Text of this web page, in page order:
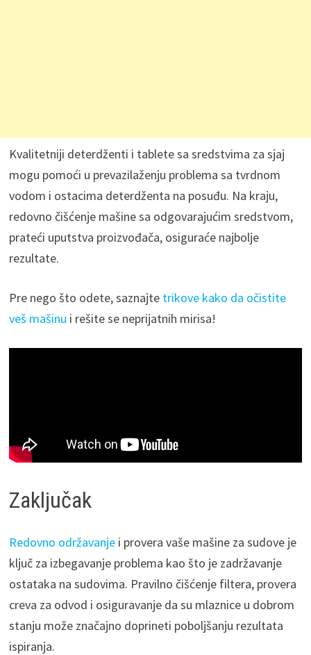
Kvalitetniji deterdženti i tablete sa sredstvima za sjaj
mogu pomoći u prevazilaženju problema sa tvrdnom
vodom i ostacima deterdženta na posuđu. Na kraju,
redovno čišćenje mašine sa odgovarajućim sredstvom,
prateći uputstva proizvođača, osiguraće najbolje
rezultate.
Pre nego što odete, saznajte trikove kako da očistite
veš mašinu i rešite se neprijatnih mirisa!
Zaključak
Redovno održavanjei provera vaše mašine za sudove je
ključ za izbegavanje problema kao što je zadržavanje
ostataka na sudovima. Pravilno čišćenje filtera, provera
creva za odvod i osiguravanje da su mlaznice u dobrom
stanju može značajno doprineti poboljšanju rezultata
ispiranja.